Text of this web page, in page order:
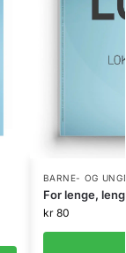
BARNE- OG
For lenge,
kr80